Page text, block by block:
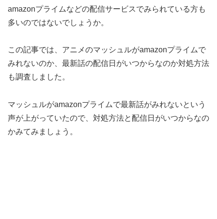
amazonプライムなどの配信サービスでみられている方も
多いのではないでしょうか。
この記事では、アニメのマッシュルがamazonプライムで
みれないのか、最新話の配信日がいつからなのか対処方法
も調査しました。
マッシュルがamazonプライムで最新話がみれないという
声が上がっていたので、対処方法と配信日がいつからなの
かみてみましょう。